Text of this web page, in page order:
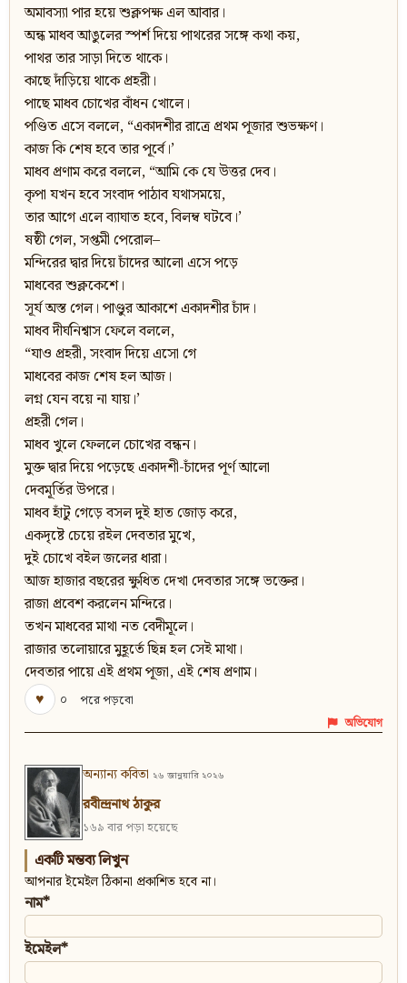
অমাবস্যা পার হয়ে শুক্লপক্ষ এল আবার।
অন্ধ মাধব আঙুলের স্পর্শ দিয়ে পাথরের সঙ্গে কথা কয়,
পাথর তার সাড়া দিতে থাকে।
কাছে দাঁড়িয়ে থাকে প্রহরী।
পাছে মাধব চোখের বাঁধন খোলে।
পণ্ডিত এসে বললে, “একাদশীর রাত্রে প্রথম পূজার শুভক্ষণ।
কাজ কি শেষ হবে তার পূর্বে।’
মাধব প্রণাম করে বললে, “আমি কে যে উত্তর দেব।
কৃপা যখন হবে সংবাদ পাঠাব যথাসময়ে,
তার আগে এলে ব্যাঘাত হবে, বিলম্ব ঘটবে।’
ষষ্ঠী গেল, সপ্তমী পেরোল–
মন্দিরের দ্বার দিয়ে চাঁদের আলো এসে পড়ে
মাধবের শুক্লকেশে।
সূর্য অস্ত গেল। পাণ্ডুর আকাশে একাদশীর চাঁদ।
মাধব দীর্ঘনিশ্বাস ফেলে বললে,
“যাও প্রহরী, সংবাদ দিয়ে এসো গে
মাধবের কাজ শেষ হল আজ।
লগ্ন যেন বয়ে না যায়।’
প্রহরী গেল।
মাধব খুলে ফেললে চোখের বন্ধন।
মুক্ত দ্বার দিয়ে পড়েছে একাদশী-চাঁদের পূর্ণ আলো
দেবমূর্তির উপরে।
মাধব হাঁটু গেড়ে বসল দুই হাত জোড় করে,
একদৃষ্টে চেয়ে রইল দেবতার মুখে,
দুই চোখে বইল জলের ধারা।
আজ হাজার বছরের ক্ষুধিত দেখা দেবতার সঙ্গে ভক্তের।
রাজা প্রবেশ করলেন মন্দিরে।
তখন মাধবের মাথা নত বেদীমূলে।
রাজার তলোয়ারে মুহূর্তে ছিন্ন হল সেই মাথা।
দেবতার পায়ে এই প্রথম পূজা, এই শেষ প্রণাম।
♥
০ পরে পড়বো
অভিযোগ
অন্যান্য কবিতা ২৬ জানুয়ারি ২০২৬
রবীন্দ্রনাথ ঠাকুর
১৬৯ বার পড়া হয়েছে
একটি মন্তব্য লিখুন
আপনার ইমেইল ঠিকানা প্রকাশিত হবে না।
নাম*
ইমেইল*